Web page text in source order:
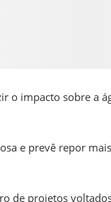
o impacto sobre a
e prevê repor
de projetos